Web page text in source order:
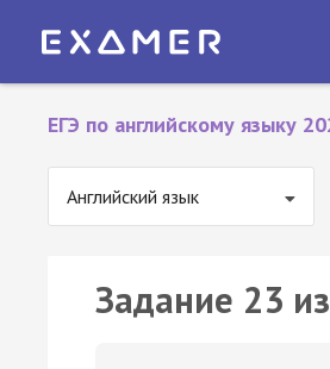
ЕГЭ по английскому языку
Английский язык
Задание 23